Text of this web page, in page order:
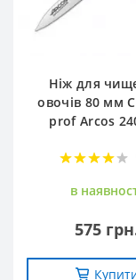
Ніж для
овочів 80 мм
prof Arcos
в
575